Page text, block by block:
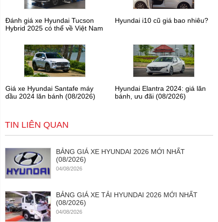
Đánh giá xe Hyundai Tucson
Hybrid 2025 có thể về Việt Nam
Hyundai i10 cũ giá bao nhiêu?
Giá xe Hyundai Santafe máy
dầu 2024 lăn bánh (08/2026)
Hyundai Elantra 2024: giá lăn
bánh, ưu đãi (08/2026)
TIN LIÊN QUAN
BẢNG GIÁ XE HYUNDAI 2026 MỚI NHẤT
(08/2026)
04/08/2026
BẢNG GIÁ XE TẢI HYUNDAI 2026 MỚI NHẤT
(08/2026)
04/08/2026